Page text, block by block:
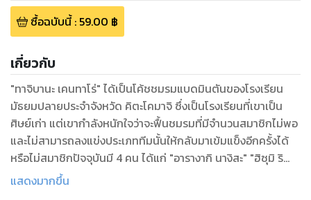
ซื้อฉบับนี้: 59.00 ฿
เกี่ยวกับ
"ทาจิบานะ เคนทาโร่" ได้เป็นโค้ชชมรมแบดมินตันของโรงเรียน
มัธยมปลายประจำจังหวัด คิตะโคมาจิ ซึ่งเป็นโรงเรียนที่เขาเป็น
ศิษย์เก่า แต่เขากำลังหนักใจว่าจะฟื้นชมรมที่มีจำนวนสมาชิกไม่พอ
และไม่สามารถลงแข่งประเภททีมนั้นให้กลับมาเข้มแข็งอีกครั้งได้
หรือไม่สมาชิกปัจจุบันมี 4 คน ได้แก่ "อารางากิ นางิสะ" "ฮิซุมิ ริ
โกะ" "เอบินะ ยู" "อิเซฮาระ โซระ" (และมีผู้ชายอีก 2 คน...ซึ่งก็น้อย
แสดงมากขึ้น